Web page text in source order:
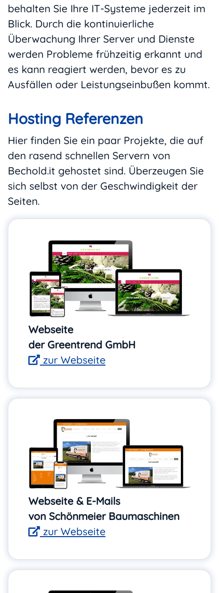
behalten Sie Ihre IT-Systeme jederzeit im
Blick. Durch die kontinuierliche
Überwachung Ihrer Server und Dienste
werden Probleme frühzeitig erkannt und
es kann reagiert werden, bevor es zu
Ausfällen oder Leistungseinbußen kommt.
Hosting Referenzen
Hier finden Sie ein paar Projekte, die auf
den rasend schnellen Servern von
Bechold.it gehostet sind. Überzeugen Sie
sich selbst von der Geschwindigkeit der
Seiten.
Webseite
der Greentrend GmbH
zur Webseite
Webseite & E-Mails
von Schönmeier Baumaschinen
zur Webseite